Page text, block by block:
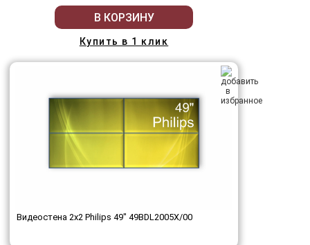
В КОРЗИНУ
Купить в 1 клик
Видеостена 2x2 Philips 49" 49BDL2005X/00